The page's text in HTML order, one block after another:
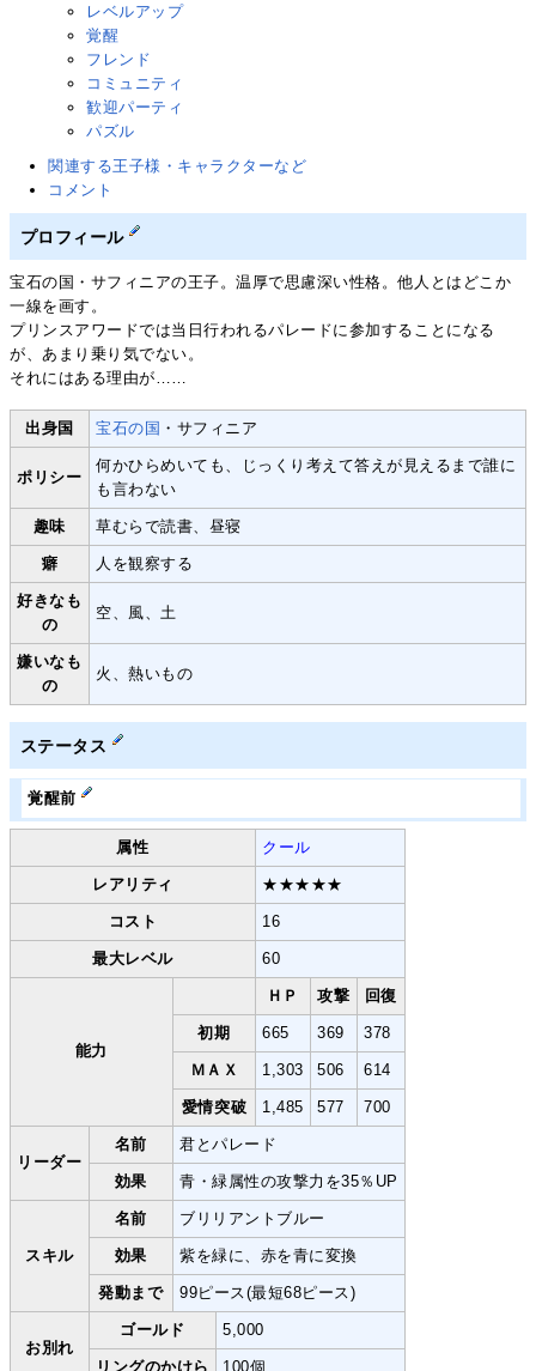
レベルアップ
覚醒
フレンド
コミュニティ
歓迎パーティ
パズル
関連する王子様・キャラクターなど
コメント
プロフィール
宝石の国・サフィニアの王子。温厚で思慮深い性格。他人とはどこか
一線を画す。
プリンスアワードでは当日行われるパレードに参加することになる
が、あまり乗り気でない。
それにはある理由が……
出身国 宝石の国 ・サフィニア
ポリシー
何かひらめいても、じっくり考えて答えが見えるまで誰に
も言わない
趣味 草むらで読書、昼寝
癖 人を観察する
好きなも
の
空、風、土
嫌いなも
の
火、熱いもの
ステータス
覚醒前
属性 クール
レアリティ ★★★★★
コスト 16
最大レベル 60
能力
ＨＰ 攻撃 回復
初期 665 369 378
ＭＡＸ 1,303 506 614
愛情突破 1,485 577 700
リーダー
名前 君とパレード
効果 青・緑属性の攻撃力を35％UP
スキル
名前 ブリリアントブルー
効果 紫を緑に、赤を青に変換
発動まで 99ピース(最短68ピース)
お別れ
ゴールド 5,000
リングのかけら 100個